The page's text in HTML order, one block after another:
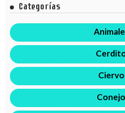
Categorías
Ciervo
Conejo